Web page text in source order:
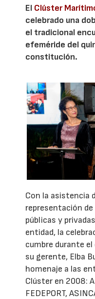
El Clúster
celebrado una
el tradicional
efeméride del
constitución.
Con la asistencia
representación
públicas y
entidad, la
cumbre durante
su gerente, Elba
homenaje a las
Clúster en 2008:
FEDEPORT,